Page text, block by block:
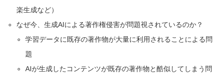
楽生成など）
なぜ今、生成AIによる著作権侵害が問題視されているのか？
学習データに既存の著作物が大量に利用されることによる問
題
AIが生成したコンテンツが既存の著作物と酷似してしまう問